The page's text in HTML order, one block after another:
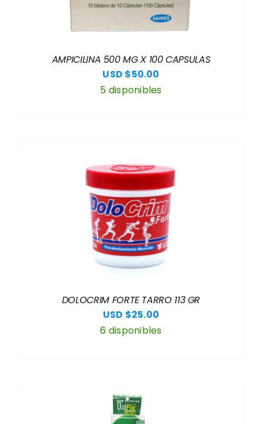
AMPICILINA 500 MG X 100 CAPSULAS
USD $50.00
5 disponibles
DOLOCRIM FORTE TARRO 113 GR
USD $25.00
6 disponibles